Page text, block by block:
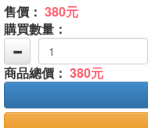
售價： 380元
購買數量：
商品總價： 380元